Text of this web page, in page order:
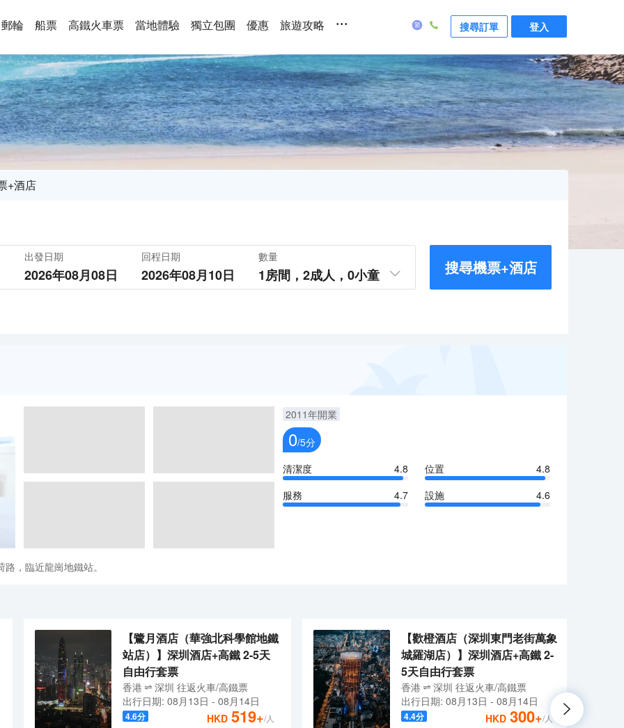
郵輪 船票 高鐵火車票 當地體驗 獨立包團 優惠 旅遊攻略 ... 搜尋訂單 登入
+酒店
出發日期
2026年08月08日
回程日期
2026年08月10日
數量
1房間， 2成人， 0小童 搜尋機票+酒店
2011年開業
0/5分
清潔度
4.8 位置
4.8
服務
4.7 設施 4.6
，臨近龍崗地鐵站。
【鷺月酒店（華強北科學館地鐵
站店）】深圳酒店+高鐵 2-5天
自由行套票
香港 深圳 往返火車/高鐵票
出行日期: 08月13日 - 08月14日
4.6分 HKD 519+/人
【歡橙酒店（深圳東門老街萬象
城羅湖店）】深圳酒店+高鐵 2-
5天自由行套票
香港 深圳 往返火車/高鐵票
出行日期: 08月13日 - 08月14日
4.4分 HKD 300+/人